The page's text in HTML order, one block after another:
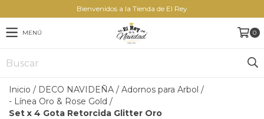
Bienvenidos a la Tienda de El Rey
MENÚ 0
Inicio / DECO NAVIDEÑA / Adornos para Arbol /
- Línea Oro & Rose Gold /
Set x 4 Gota Retorcida Glitter Oro